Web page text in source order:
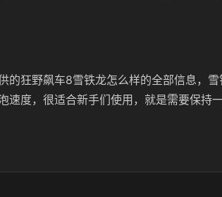
的狂野飙车8雪铁龙怎么样的全部信息，雪
速度，很适合新手们使用，就是需要保持